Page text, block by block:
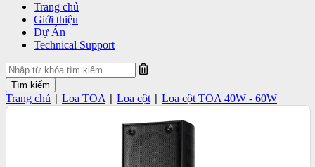
Trang chủ
Giới thiệu
Dự Án
Technical Support
Trang chủ Loa TOA Loa cột Loa cột TOA 40W - 60W